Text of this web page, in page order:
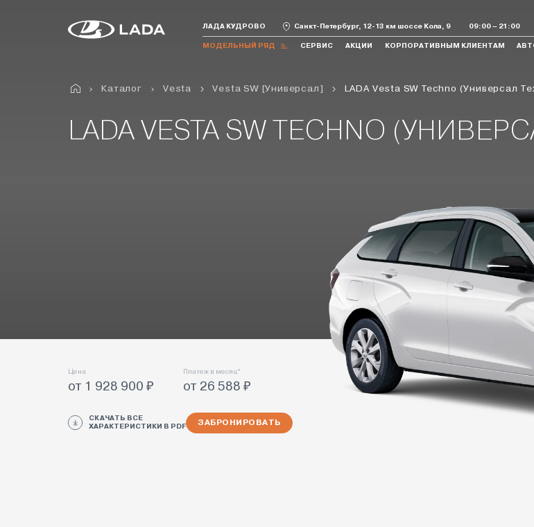
ЛАДА КУДРОВО Санкт-Петербург, 12-13 км шоссе Кола, 9 09:00 – 21:00
МОДЕЛЬНЫЙ РЯД
Все модели Niva Travel Niva Legend Спортивные
СЕРВИС АКЦИИ КОРПОРАТИВНЫМ КЛИЕНТАМ
Каталог Vesta Vesta SW [Универсал] LADA Vesta SW Techno (Универсал
LADA VESTA SW TECHNO
Цена
от 1 928 900 ₽
Платеж в месяц*
от 26 588 ₽
СКАЧАТЬ ВСЕ
ХАРАКТЕРИСТИКИ В PDF
ЗАБРОНИРОВАТЬ